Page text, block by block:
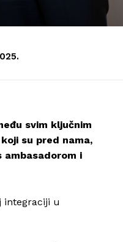
svim ključnim
su pred nama,
ambasadorom i
integraciji u